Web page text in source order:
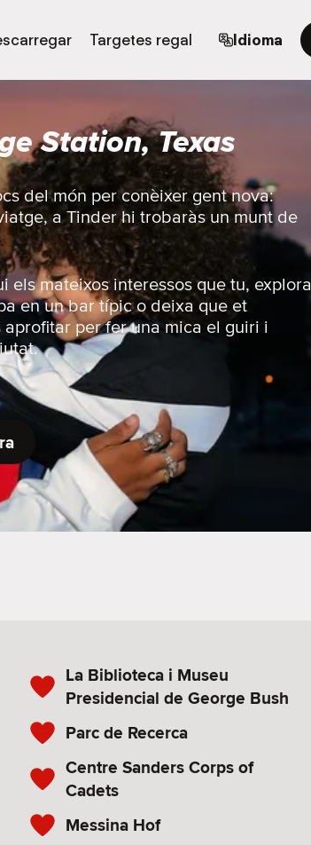
Targetes regal Idioma
Station, Texas
del món per conèixer gent nova:
a Tinder hi trobaràs un munt de
els mateixos interessos que tu, explora
en un bar típic o deixa que et
per fer una mica el guiri i
La Biblioteca i Museu
Presidencial de George Bush
Parc de Recerca
Centre Sanders Corps of
Cadets
Messina Hof